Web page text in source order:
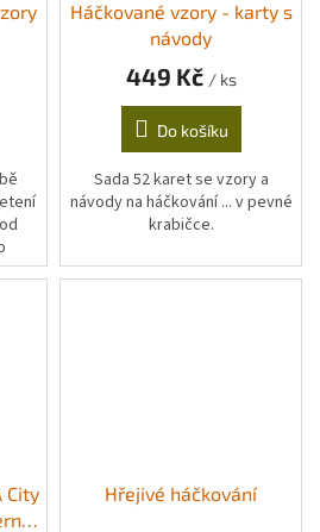
Háčkované vzory - karty s
návody
449 Kč / ks
Do košíku
Sada 52 karet se vzory a
návody na háčkování ... v pevné
krabičce.
City
Hřejivé háčkování